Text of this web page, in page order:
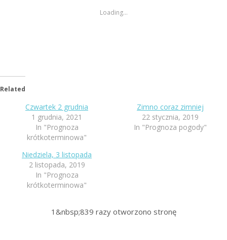
Loading...
Related
Czwartek 2 grudnia
1 grudnia, 2021
In "Prognoza
krótkoterminowa"
Zimno coraz zimniej
22 stycznia, 2019
In "Prognoza pogody"
Niedziela, 3 listopada
2 listopada, 2019
In "Prognoza
krótkoterminowa"
1&nbsp;839 razy otworzono stronę